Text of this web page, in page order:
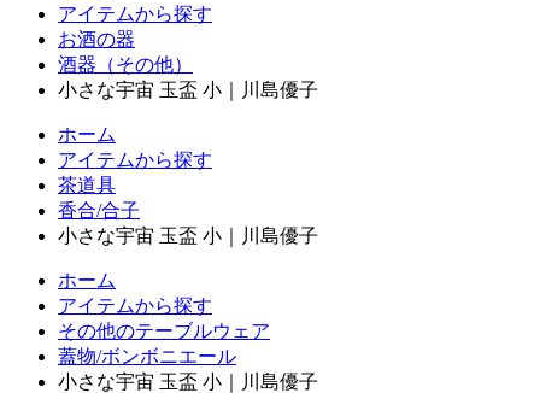
アイテムから探す
お酒の器
酒器（その他）
小さな宇宙 玉盃 小｜川島優子
ホーム
アイテムから探す
茶道具
香合/合子
小さな宇宙 玉盃 小｜川島優子
ホーム
アイテムから探す
その他のテーブルウェア
蓋物/ボンボニエール
小さな宇宙 玉盃 小｜川島優子